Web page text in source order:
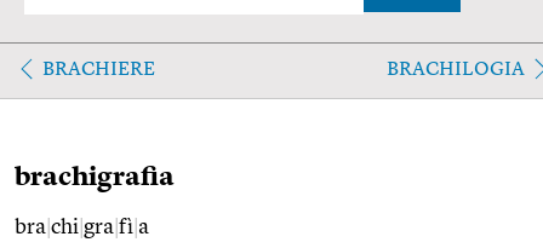
BRACHIERE BRACHILOGIA
brachigrafia
bra chi gra fì a